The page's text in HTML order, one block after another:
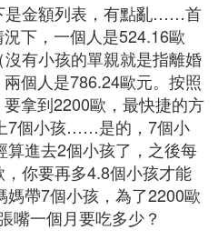
是金額列表，有點亂……首
下，一個人是524.16歐
有小孩的單親就是指離婚
個人是786.24歐元。按照
拿到2200歐，最快捷的方
7個小孩……是的，7個小
進去2個小孩了，之後每
你要再多4.8個小孩才能
帶7個小孩，為了2200歐
嘴一個月要吃多少？